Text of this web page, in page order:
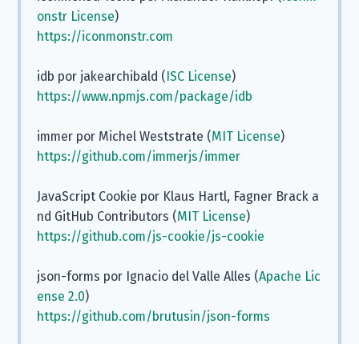
onstr License)
https://iconmonstr.com
idb por jakearchibald (ISC License)
https://www.npmjs.com/package/idb
immer por Michel Weststrate (MIT License)
https://github.com/immerjs/immer
JavaScript Cookie por Klaus Hartl, Fagner Brack a
nd GitHub Contributors (MIT License)
https://github.com/js-cookie/js-cookie
json-forms por Ignacio del Valle Alles (Apache Lic
ense 2.0)
https://github.com/brutusin/json-forms